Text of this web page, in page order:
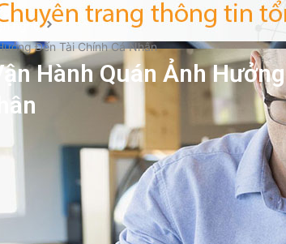
nghề
Đến Tài Chính Cá Nhân
Hành Quán Ảnh Hưởng